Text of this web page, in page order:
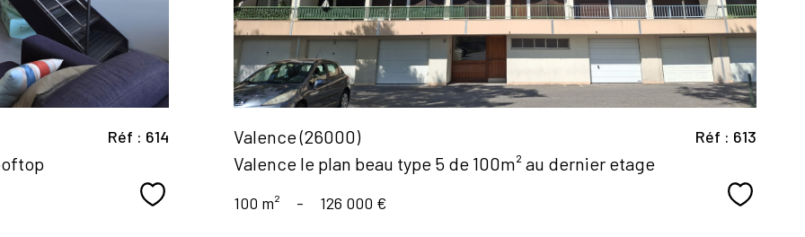
Réf : 614
Sélectionner
Valence (26000)
Valence le plan beau type 5 de 100m² au dernier etage
Réf : 613
100 m² - 126 000 €